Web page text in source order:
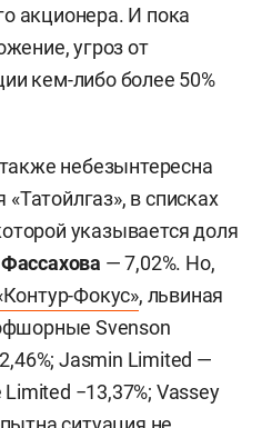
акционера. И пока
угроз от
кем-либо более 50%
небезынтересна
в списках
указывается доля
— 7,02%. Но,
Фокус», львиная
Svenson
Jasmin Limited —
−13,37%; Vassey